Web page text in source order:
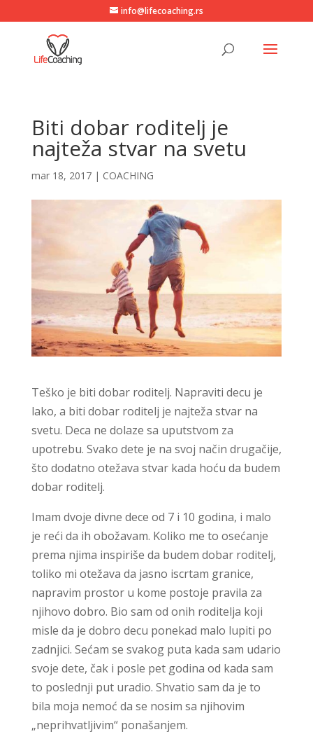
info@lifecoaching.rs
Biti dobar roditelj je
najteža stvar na svetu
mar 18, 2017| COACHING
Teško je biti dobar roditelj. Napraviti decu je
lako, a biti dobar roditelj je najteža stvar na
svetu. Deca ne dolaze sa uputstvom za
upotrebu. Svako dete je na svoj način drugačije,
što dodatno otežava stvar kada hoću da budem
dobar roditelj.
Imam dvoje divne dece od 7 i 10 godina, i malo
je reći da ih obožavam. Koliko me to osećanje
prema njima inspiriše da budem dobar roditelj,
toliko mi otežava da jasno iscrtam granice,
napravim prostor u kome postoje pravila za
njihovo dobro. Bio sam od onih roditelja koji
misle da je dobro decu ponekad malo lupiti po
zadnjici. Sećam se svakog puta kada sam udario
svoje dete, čak i posle pet godina od kada sam
to poslednji put uradio. Shvatio sam da je to
bila moja nemoć da se nosim sa njihovim
„neprihvatljivim“ ponašanjem.